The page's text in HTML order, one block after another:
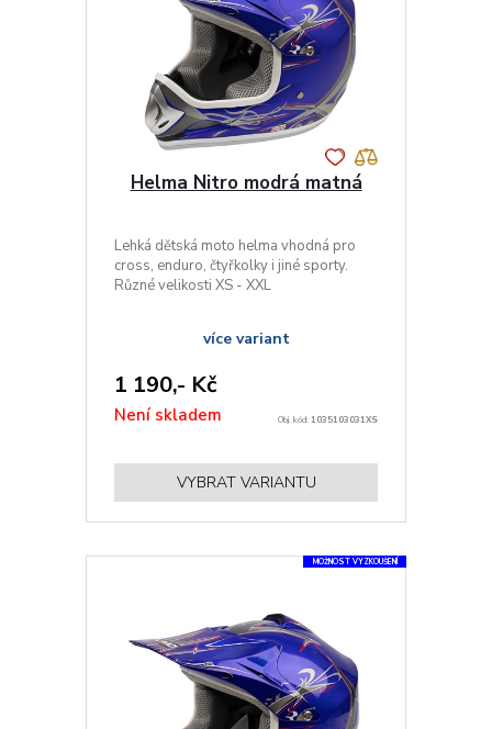
Helma Nitro modrá matná
Lehká dětská moto helma vhodná pro
cross, enduro, čtyřkolky i jiné sporty.
Různé velikosti XS - XXL
více variant
1 190,- Kč
Není skladem Obj. kód:1035103031XS
VYBRAT VARIANTU
MOŽNOST VYZKOUŠENÍ